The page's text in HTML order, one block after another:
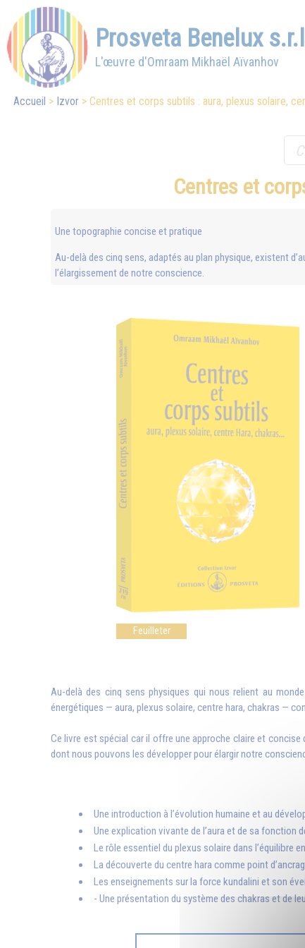
Prosveta Benelux
L'œuvre d'Omraam Mikhaël Aïvanhov
Accueil Izvor Centres et corps subtils : aura, plexus solaire,
Centres et
Une topographie concise et pratique
Au-delà des cinq sens, adaptés au plan physique, existent
l’élargissement de notre conscience.
Feuilleter
Au-delà des cinq sens physiques qui nous relient au
énergétiques — aura, plexus solaire, centre hara, chakras —
Ce livre est spécial car il offre une approche claire et
dont nous pouvons les développer pour élargir notre
Une introduction à l’évolution humaine et au
Une explication vivante de l’aura et de sa fonction
Le rôle essentiel du plexus solaire dans l’équilibre
La découverte du centre hara comme point
Les enseignements sur la force kundalini et son
- Une présentation du système des chakras et de